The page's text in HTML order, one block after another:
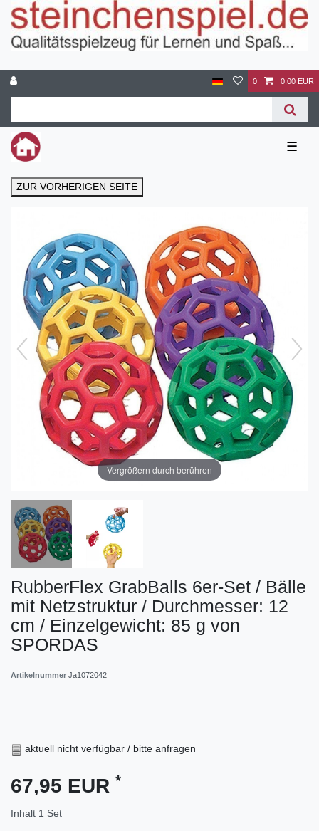
0 0,00 EUR
☰
ZUR VORHERIGEN SEITE
Vergrößern durch berühren
RubberFlex GrabBalls 6er-Set / Bälle
mit Netzstruktur / Durchmesser: 12
cm / Einzelgewicht: 85 g von
SPORDAS
Artikelnummer Ja1072042
aktuell nicht verfügbar / bitte anfragen
67,95 EUR *
Inhalt 1 Set